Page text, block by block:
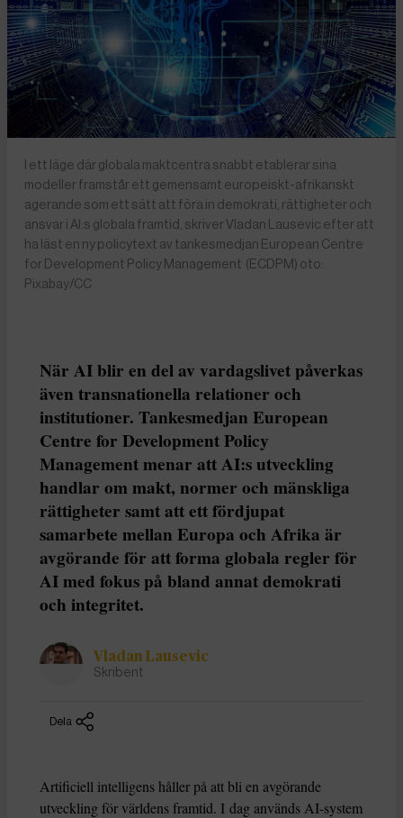
I ett läge där globala maktcentra snabbt etablerar sina
modeller framstår ett gemensamt europeiskt-afrikanskt
agerande som ett sätt att föra in demokrati, rättigheter och
ansvar i AI:s globala framtid, skriver Vladan Lausevic efter att
ha läst en ny policytext av tankesmedjan European Centre
for Development Policy Management (ECDPM) oto:
Pixabay/CC
När AI blir en del av vardagslivet påverkas
även transnationella relationer och
institutioner. Tankesmedjan European
Centre for Development Policy
Management menar att AI:s utveckling
handlar om makt, normer och mänskliga
rättigheter samt att ett fördjupat
samarbete mellan Europa och Afrika är
avgörande för att forma globala regler för
AI med fokus på bland annat demokrati
och integritet.
Vladan Lausevic
Skribent
Dela
Artificiell intelligens håller på att bli en avgörande
utveckling för världens framtid. I dag används AI-system